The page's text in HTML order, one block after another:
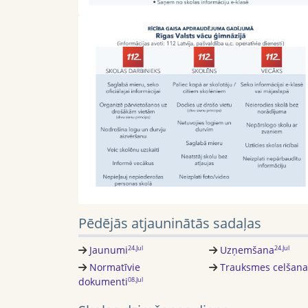
Pēdējās atjauninātās sadaļas
Jaunumi24.Jul Uzņemšana24.Jul
Normatīvie
dokumenti08.Jul
Trauksmes celšana